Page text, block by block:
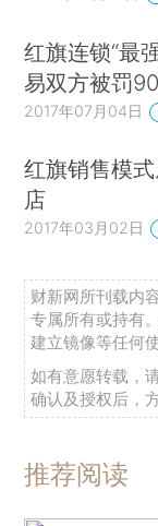
红旗连锁“最
易双方被罚
2017年07月04日
红旗销售模
店
2017年03月02日
财新网所刊载内
专属所有或持有
建立镜像等任何使
如有意愿转载，
确认及授权后，
推荐阅读